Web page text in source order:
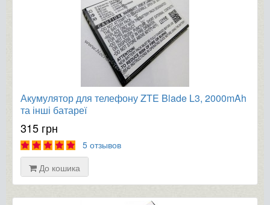
Акумулятор для телефону ZTE Blade L3, 2000mAh
та інші батареї
315 грн
5 отзывов
До кошика